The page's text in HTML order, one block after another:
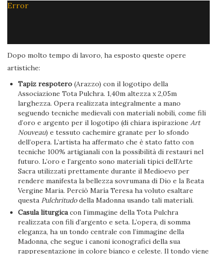
Error
Dopo molto tempo di lavoro, ha esposto queste opere
artistiche:
Tapiz respotero (Arazzo) con il logotipo della
Associazione Tota Pulchra. 1,40m altezza x 2,05m
larghezza. Opera realizzata integralmente a mano
seguendo tecniche medievali con materiali nobili, come fili
d’oro e argento per il logotipo (di chiara ispirazioneArt
Nouveau) e tessuto cachemire granate per lo sfondo
dell’opera. L’artista ha affermato che è stato fatto con
tecniche 100% artigianali con la possibilità di restauri nel
futuro. L’oro e l’argento sono materiali tipici dell’Arte
Sacra utilizzati prettamente durante il Medioevo per
rendere manifesta la bellezza sovrumana di Dio e la Beata
Vergine Maria. Perciò María Teresa ha voluto esaltare
questa Pulchritudodella Madonna usando tali materiali.
Casula liturgicacon l’immagine della Tota Pulchra
realizzata con fili d’argento e seta. L’opera, di somma
eleganza, ha un tondo centrale con l’immagine della
Madonna, che segue i canoni iconografici della sua
rappresentazione in colore bianco e celeste. Il tondo viene